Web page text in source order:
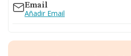
Email
Añadir Email